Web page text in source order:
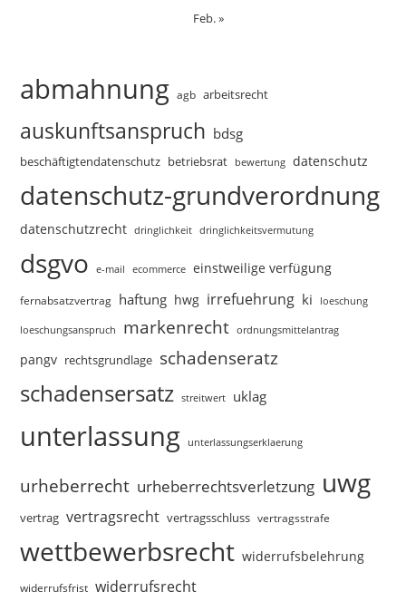
Feb. »
abmahnung agb arbeitsrecht
auskunftsanspruch bdsg
beschäftigtendatenschutz betriebsrat bewertung datenschutz
datenschutz-grundverordnung
datenschutzrecht dringlichkeit dringlichkeitsvermutung
dsgvo e-mail ecommerce einstweilige verfügung
fernabsatzvertrag haftung hwg irrefuehrung ki loeschung
loeschungsanspruch markenrecht ordnungsmittelantrag
pangv rechtsgrundlage schadenseratz
schadensersatz streitwert uklag
unterlassung unterlassungserklaerung
urheberrecht urheberrechtsverletzung uwg
vertrag vertragsrecht vertragsschluss vertragsstrafe
wettbewerbsrecht widerrufsbelehrung
widerrufsfrist widerrufsrecht